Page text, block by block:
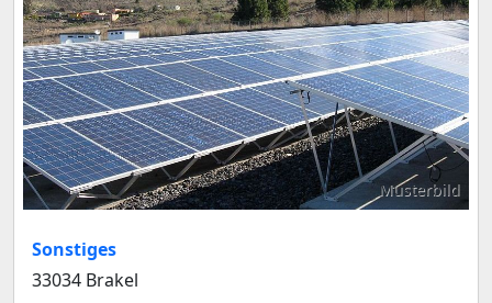
Musterbild
Sonstiges
33034 Brakel